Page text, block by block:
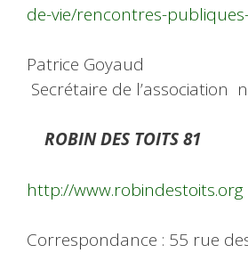
de-vie/rencontres-
Patrice Goyaud
Secrétaire de
ROBIN DES TOITS 81
http://www.robindestoits.org
Correspondance : 55 rue